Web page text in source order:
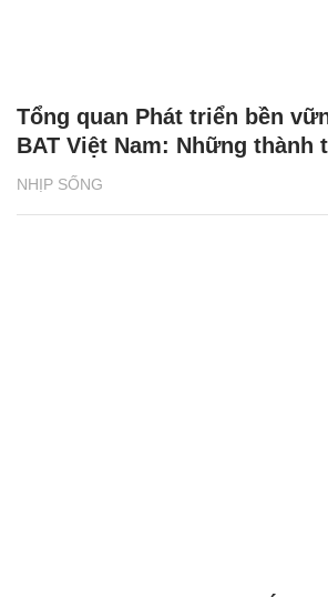
NHỊP SỐNG
Tổng quan Phát triển bền
BAT Việt Nam: Những thành